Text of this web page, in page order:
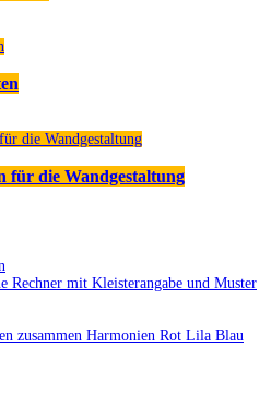
für die Wandgestaltung
Rechner mit Kleisterangabe und Muster
zusammen Harmonien Rot Lila Blau